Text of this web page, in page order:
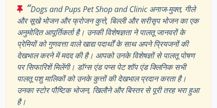
“Dogs and Pups Pet Shop and Clinic अनाज-मुक्त, गीले
और सूखे भोजन और फ्रोजन कुत्ते, बिल्ली और सरीसृप भोजन का एक
अनुमोदित आपूर्तिकर्ता है। उनकी विशेषज्ञता ने पालतू जानवरों के
प्रेमियों को गुणवत्ता वाले खाद्य पदार्थों के साथ अपने प्रियजनों की
देखभाल करने में मदद की है। आपको उनके विशेषज्ञों से पालतू पोषण
पर सिफारिशें मिलेंगी। डॉग्स एंड पप्स पेट शॉप एंड क्लिनिक सभी
पालतू पशु मालिकों को उनके कुत्तों की देखभाल प्रदान करता है।
उनका स्टोर पौष्टिक भोजन, खिलौने और बिस्तर से पूरी तरह भरा हुआ
है।